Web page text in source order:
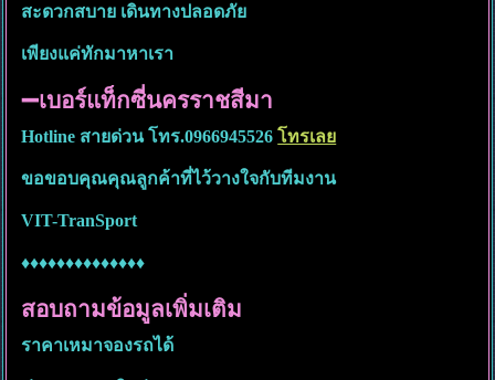
สะดวกสบาย เดินทางปลอดภัย
เพียงแค่ทักมาหาเรา
➖เบอร์แท็กซี่นครราชสีมา
Hotline สายด่วน โทร.0966945526โทรเลย
ขอขอบคุณคุณลูกค้าที่ไว้วางใจกับทีมงาน
VIT-TranSport
♦️♦️♦️♦️♦️♦️♦️♦️♦️♦️♦️♦️♦️♦️
สอบถามข้อมูลเพิ่มเติม
ราคาเหมาจองรถได้